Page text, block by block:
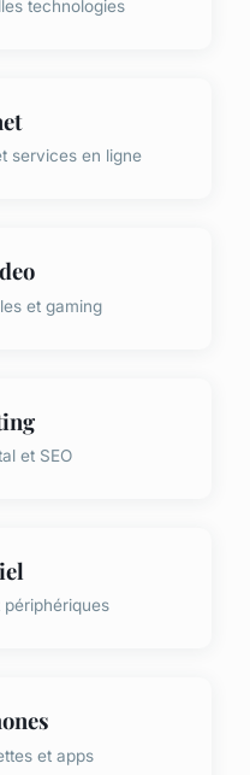
technologies
services en ligne
et gaming
et SEO
périphériques
et apps